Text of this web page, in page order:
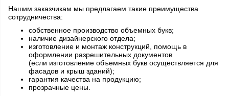
Нашим заказчикам мы предлагаем такие преимущества
сотрудничества:
собственное производство объемных букв;
наличие дизайнерского отдела;
изготовление и монтаж конструкций, помощь в
оформлении разрешительных документов
(если изготовление объемных букв осуществляется для
фасадов и крыш зданий);
гарантия качества на продукцию;
прозрачные цены.